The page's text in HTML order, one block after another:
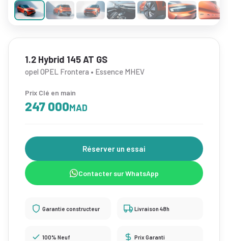
1.2 Hybrid 145 AT GS
opel OPEL Frontera • Essence MHEV
Prix Clé en main
247 000MAD
Réserver un essai
Contacter sur WhatsApp
Garantie constructeur Livraison 48h
100% Neuf Prix Garanti